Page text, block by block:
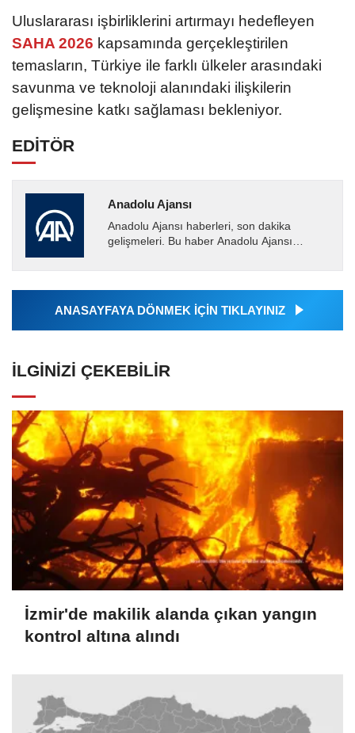
Uluslararası işbirliklerini artırmayı hedefleyen
SAHA 2026 kapsamında gerçekleştirilen
temasların, Türkiye ile farklı ülkeler arasındaki
savunma ve teknoloji alanındaki ilişkilerin
gelişmesine katkı sağlaması bekleniyor.
EDİTÖR
Anadolu Ajansı
Anadolu Ajansı haberleri, son dakika
gelişmeleri. Bu haber Anadolu Ajansı
tarafından geçilen tüm...
ANASAYFAYA DÖNMEK İÇİN TIKLAYINIZ
İLGINIZI ÇEKEBILIR
İzmir'de makilik alanda çıkan yangın
kontrol altına alındı